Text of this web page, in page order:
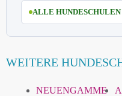
ALLE
WEITERE
NEUENGAMME